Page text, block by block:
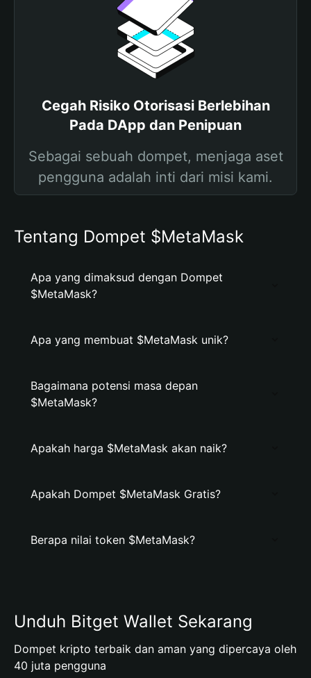
Cegah Risiko Otorisasi Berlebihan
Pada DApp dan Penipuan
Sebagai sebuah dompet, menjaga aset
pengguna adalah inti dari misi kami.
Tentang Dompet $MetaMask
Apa yang dimaksud dengan Dompet
$MetaMask?
Apa yang membuat $MetaMask unik?
Bagaimana potensi masa depan
$MetaMask?
Apakah harga $MetaMask akan naik?
Apakah Dompet $MetaMask Gratis?
Berapa nilai token $MetaMask?
Unduh Bitget Wallet Sekarang
Dompet kripto terbaik dan aman yang dipercaya oleh
40 juta pengguna